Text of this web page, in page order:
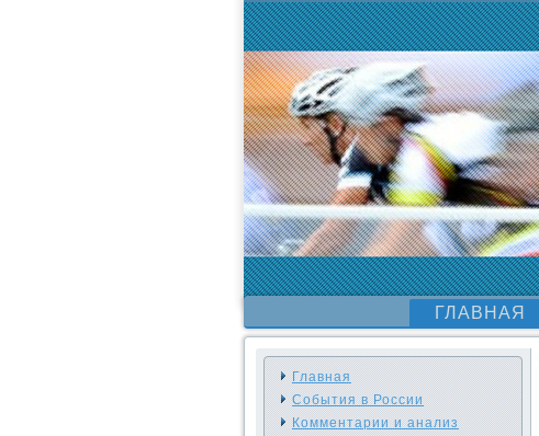
ГЛАВНАЯ
Главная
События в России
Комментарии и анализ